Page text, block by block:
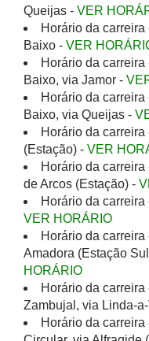
Queijas - VER
Horário da carreira
Baixo - VER
Horário da carreira
Baixo, via Jamor -
Horário da carreira
Baixo, via Queijas -
Horário da
(Estação) - VER
Horário da
de Arcos (Estação) -
Horário da
VER HORÁRIO
Horário da
Amadora (Estação
HORÁRIO
Horário da
Zambujal, via Linda-
Horário da